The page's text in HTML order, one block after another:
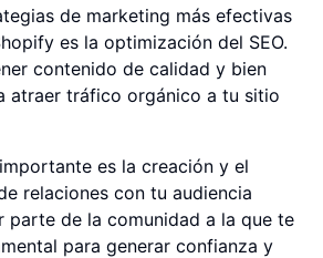
de marketing más efectivas
es la optimización del SEO.
contenido de calidad y bien
atraer tráfico orgánico a tu sitio
es la creación y el
relaciones con tu audiencia
parte de la comunidad a la que te
para generar confianza y